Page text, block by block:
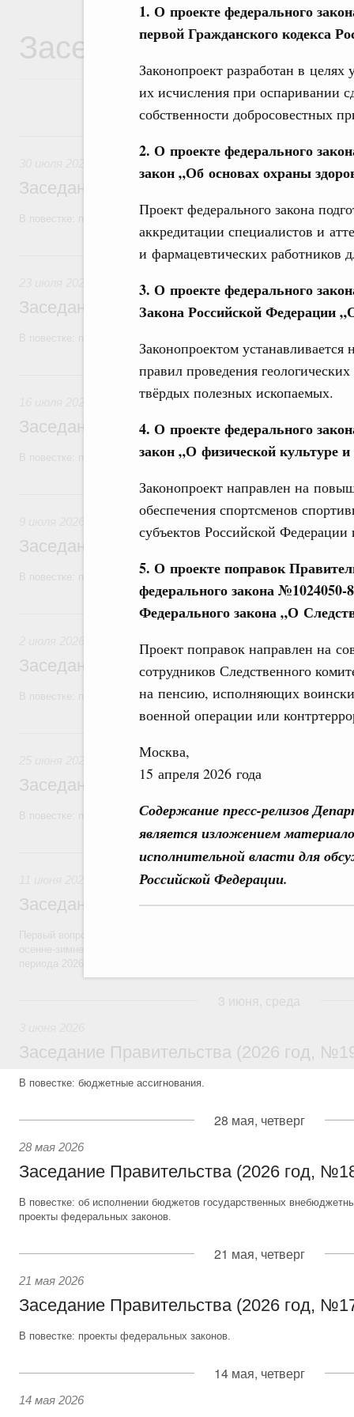
1. О проекте федерального
первой Гражданского кодекса
Законопроект разработан в
их исчисления при оспаривании
собственности добросовестных
2. О проекте федерального
закон „Об основах охраны
Проект федерального закона
аккредитации специалистов и
и фармацевтических работников
3. О проекте федерального
Закона Российской Федерации
Законопроектом
правил проведения
твёрдых полезных ископаемых.
4. О проекте федерального
закон „О физической культуре
Законопроект направлен на
обеспечения спортсменов
субъектов Российской
5. О проекте поправок
федерального закона
Федерального закона „О
Проект поправок направлен на
сотрудников Следственного
на пенсию, исполняющих
военной операции или
Москва,
15 апреля 2026 года
Содержание пресс-релизов
является изложением
исполнительной власти для
Российской Федерации.
Заседания
Заседание Правительства (2026 год,
В повестке: проекты федеральных законов, бюджетные
23 июля, четверг
Заседание Правительства (2026 год,
16 июля, четверг
Заседание Правительства (2026 год,
В повестке: проекты федеральных законов, бюджетные
9 июля, четверг
Заседание Правительства (2026 год,
В повестке: проекты федеральных законов, бюджетные
2 июля, четверг
Заседание Правительства (2026 год,
В повестке: проекты федеральных законов.
Заседание Правительства (2026 год,
В повестке: проекты федеральных законов, бюджетные
11 июня, четверг
Заседание Правительства (2026 год,
Заседание Правительства (2026 год,
В повестке: бюджетные ассигнования.
28 мая, четверг
28 мая 2026
Заседание Правительства (2026 год,
В повестке: об исполнении бюджетов государственных
проекты федеральных законов.
21 мая, четверг
21 мая 2026
Заседание Правительства (2026 год,
В повестке: проекты федеральных законов.
14 мая, четверг
14 мая 2026